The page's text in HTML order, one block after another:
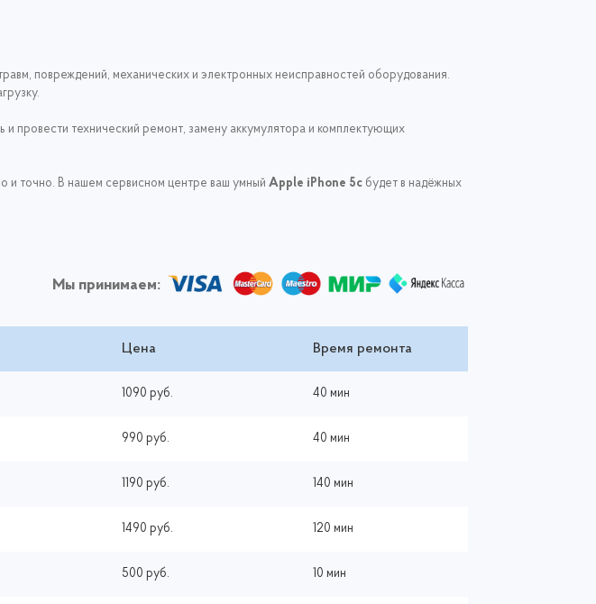
повреждений, механических и электронных неисправностей оборудования.
и провести технический ремонт, замену аккумулятора и комплектующих
и точно. В нашем сервисном центре ваш умный Apple iPhone 5c будет в надёжных
Мы принимаем:
Цена Время ремонта
1090 руб. 40 мин
990 руб. 40 мин
1190 руб. 140 мин
1490 руб. 120 мин
500 руб. 10 мин